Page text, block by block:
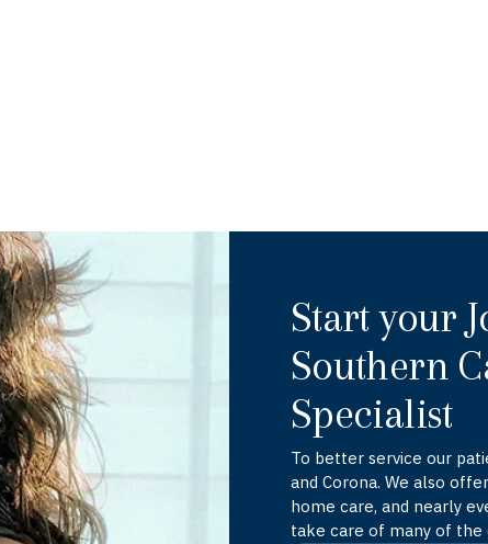
Start your
Southern
Specialist
To better service our
and Corona. We also
home care, and nearly
take care of many of the